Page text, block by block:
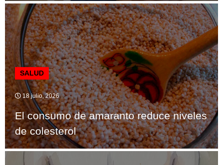
SALUD
18 julio, 2026
El consumo de amaranto reduce niveles
de colesterol